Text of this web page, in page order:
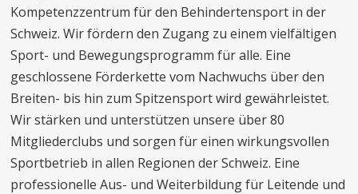
Kompetenzzentrum für den Behindertensport in der
Schweiz. Wir fördern den Zugang zu einem vielfältigen
Sport- und Bewegungsprogramm für alle. Eine
geschlossene Förderkette vom Nachwuchs über den
Breiten- bis hin zum Spitzensport wird gewährleistet.
Wir stärken und unterstützen unsere über 80
Mitgliederclubs und sorgen für einen wirkungsvollen
Sportbetrieb in allen Regionen der Schweiz. Eine
professionelle Aus- und Weiterbildung für Leitende und